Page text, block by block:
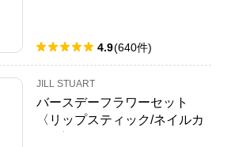
4.9(640件)
JILL STUART
バースデーフラワーセット
〈リップスティック/ネイルカ